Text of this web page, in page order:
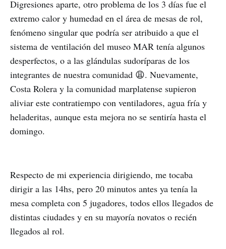
Digresiones aparte, otro problema de los 3 días fue el
extremo calor y humedad en el área de mesas de rol,
fenómeno singular que podría ser atribuido a que el
sistema de ventilación del museo MAR tenía algunos
desperfectos, o a las glándulas sudoríparas de los
integrantes de nuestra comunidad 😩. Nuevamente,
Costa Rolera y la comunidad marplatense supieron
aliviar este contratiempo con ventiladores, agua fría y
heladeritas, aunque esta mejora no se sentiría hasta el
domingo.
Respecto de mi experiencia dirigiendo, me tocaba
dirigir a las 14hs, pero 20 minutos antes ya tenía la
mesa completa con 5 jugadores, todos ellos llegados de
distintas ciudades y en su mayoría novatos o recién
llegados al rol.